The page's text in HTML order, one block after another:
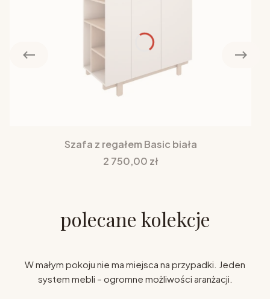
Szafa z regałem Basic biała
Cena
2 750,00 zł
polecane kolekcje
W małym pokoju nie ma miejsca na przypadki. Jeden
system mebli – ogromne możliwości aranżacji.